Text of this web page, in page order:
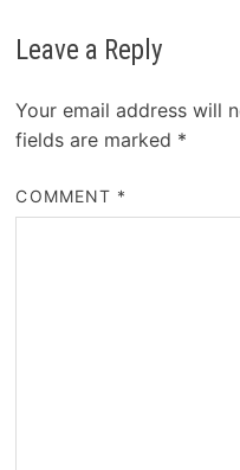
Leave a Reply
Your email address will
fields are marked *
COMMENT *